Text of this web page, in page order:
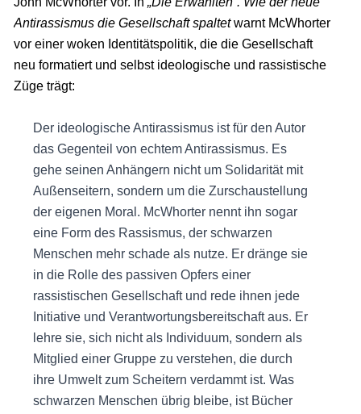
Antirassismus die Gesellschaft spaltetwarnt McWhorter
vor einer woken Identitätspolitik, die die Gesellschaft
neu formatiert und selbst ideologische und rassistische
Züge trägt:
Der ideologische Antirassismus ist für den Autor
das Gegenteil von echtem Antirassismus. Es
gehe seinen Anhängern nicht um Solidarität mit
Außenseitern, sondern um die Zurschaustellung
der eigenen Moral. McWhorter nennt ihn sogar
eine Form des Rassismus, der schwarzen
Menschen mehr schade als nutze. Er dränge sie
in die Rolle des passiven Opfers einer
rassistischen Gesellschaft und rede ihnen jede
Initiative und Verantwortungsbereitschaft aus. Er
lehre sie, sich nicht als Individuum, sondern als
Mitglied einer Gruppe zu verstehen, die durch
ihre Umwelt zum Scheitern verdammt ist. Was
schwarzen Menschen übrig bleibe, ist Bücher